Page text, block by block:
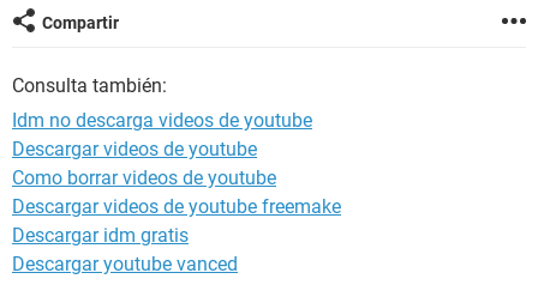
Compartir
Consulta también:
Idm no descarga videos de youtube
Descargar videos de youtube
Como borrar videos de youtube
Descargar videos de youtube freemake
Descargar idm gratis
Descargar youtube vanced